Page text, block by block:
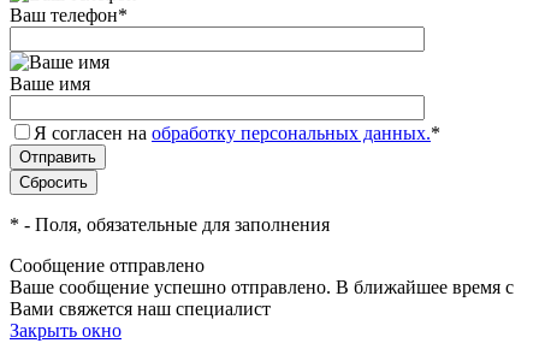
Ваш телефон*
Ваше имя
Я согласен на обработку персональных данных.*
* - Поля, обязательные для заполнения
Сообщение отправлено
Ваше сообщение успешно отправлено. В ближайшее время с
Вами свяжется наш специалист
Закрыть окно